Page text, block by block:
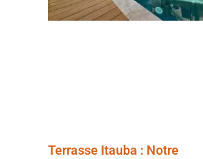
Terrasse Itauba : Notre